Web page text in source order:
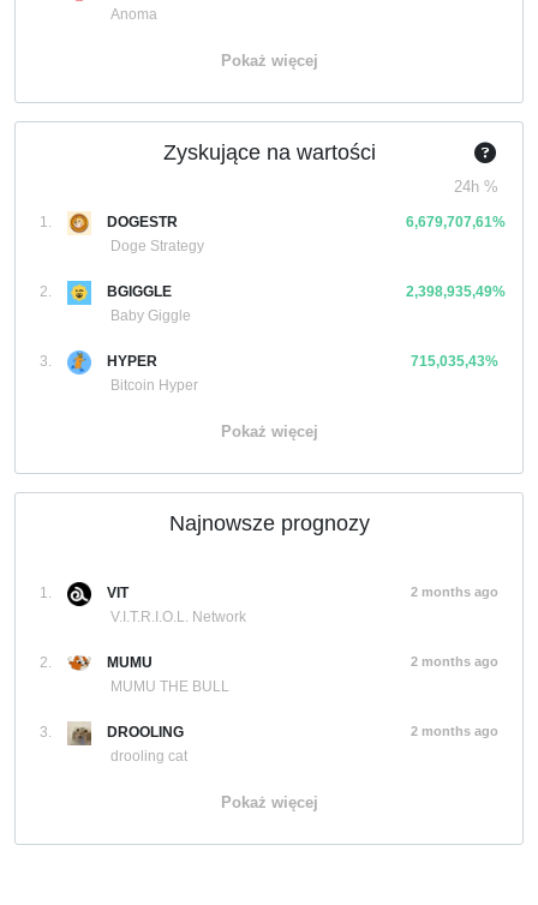
Anoma
Pokaż więcej
Zyskujące na wartości
24h %
1.
DOGESTR
Doge Strategy
6,679,707,61%
2.
BGIGGLE
Baby Giggle
2,398,935,49%
3.
HYPER
Bitcoin Hyper
715,035,43%
Pokaż więcej
Najnowsze prognozy
1.
VIT
V.I.T.R.I.O.L. Network
2 months ago
2.
MUMU
MUMU THE BULL
2 months ago
3.
DROOLING
drooling cat
2 months ago
Pokaż więcej